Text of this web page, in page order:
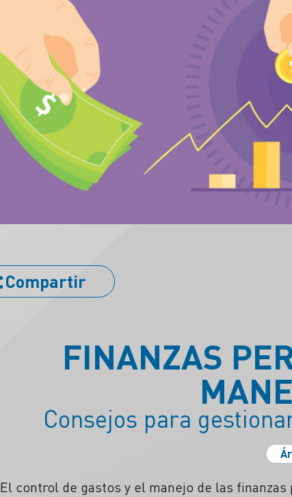
Compartir
FINANZAS
Consejos para
El control de gastos y el manejo de las